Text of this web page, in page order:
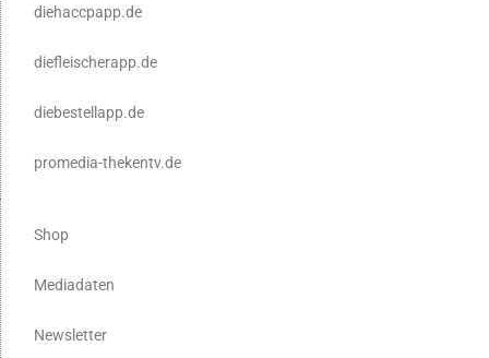
diehaccpapp.de
diefleischerapp.de
diebestellapp.de
promedia-thekentv.de
Shop
Mediadaten
Newsletter